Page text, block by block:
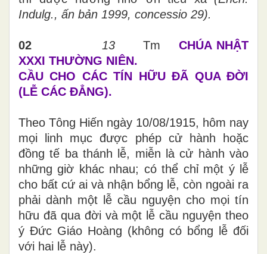
Indulg., ấn bản 1999, concessio 29).
02 13TmCHÚA NHẬT
XXXI THƯỜNG NIÊN.
CẦU CHO CÁC TÍN HỮU ĐÃ QUA ĐỜI
(LỄ CÁC ĐẲNG).
Theo Tông Hiến ngày 10/08/1915, hôm nay
mọi linh mục được phép cử hành hoặc
đồng tế ba thánh lễ, miễn là cử hành vào
những giờ khác nhau; có thể chỉ một ý lễ
cho bất cứ ai và nhận bổng lễ, còn ngoài ra
phải dành một lễ cầu nguyện cho mọi tín
hữu đã qua đời và một lễ cầu nguyện theo
ý Đức Giáo Hoàng (không có bổng lễ đối
với hai lễ này).